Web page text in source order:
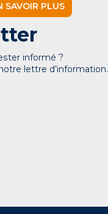
SAVOIR PLUS
informé ?
lettre d’information.